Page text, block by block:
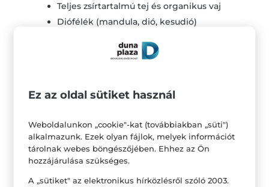
Teljes zsírtartalmú tej és organikus vaj
Diófélék (mandula, dió, kesudió)
Zsíros hal (lazac vagy pisztráng)
A fehérje aminosavakkal látja el a testet, amik az
haj építőkövei. Oxigént és más fontos
tápanyagokat is szállít, és hozzájárul az
egészséges immunrendszer támogatásához is.
A test napi fehérje igénye változó. Az ajánlott
Ez az oldal sütiket használ
Weboldalunkon „cookie"-kat (továbbiakban „süti")
alkalmazunk. Ezek olyan fájlok, melyek információt
tárolnak webes böngészőjében. Ehhez az Ön
hozzájárulása szükséges.
A „sütiket" az elektronikus hírközlésről szóló 2003.